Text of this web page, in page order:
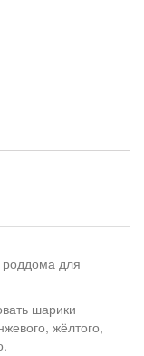
для
шарики
жёлтого,